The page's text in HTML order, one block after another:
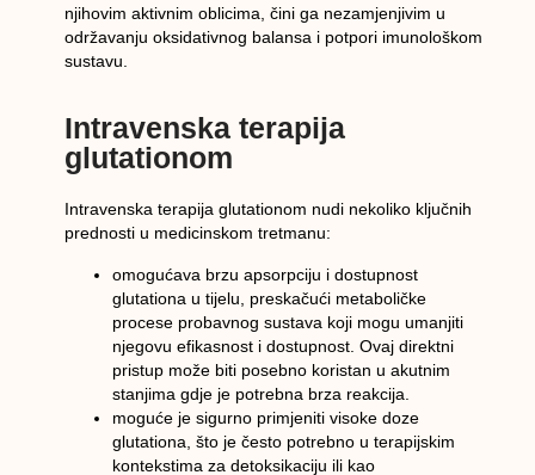
njihovim aktivnim oblicima, čini ga nezamjenjivim u
održavanju oksidativnog balansa i potpori imunološkom
sustavu.
Intravenska terapija
glutationom
Intravenska terapija glutationom nudi nekoliko ključnih
prednosti u medicinskom tretmanu:
omogućava brzu apsorpciju i dostupnost
glutationa u tijelu, preskačući metaboličke
procese probavnog sustava koji mogu umanjiti
njegovu efikasnost i dostupnost. Ovaj direktni
pristup može biti posebno koristan u akutnim
stanjima gdje je potrebna brza reakcija.
moguće je sigurno primjeniti visoke doze
glutationa, što je često potrebno u terapijskim
kontekstima za detoksikaciju ili kao